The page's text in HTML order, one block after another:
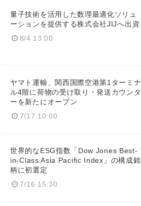
量子技術を活用した数理最適化ソリュ
ーションを提供する株式会社JIJへ出資
8/4 13:00
ヤマト運輸、関西国際空港第1ターミナ
ル4階に荷物の受け取り・発送カウンタ
ーを新たにオープン
7/17 10:00
世界的なESG指数「Dow Jones Best-
in-Class Asia Pacific Index」の構成銘
柄に初選定
7/16 15:30